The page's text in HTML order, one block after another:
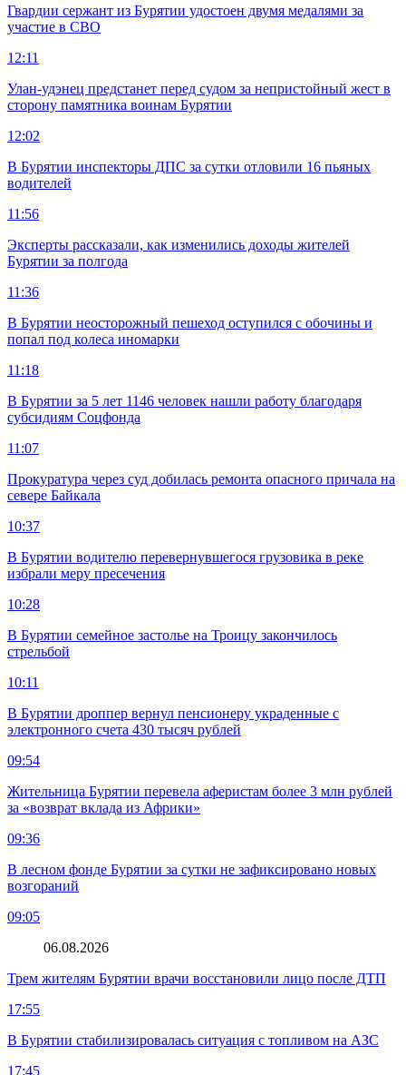
Гвардии сержант из Бурятии удостоен двумя медалями за
участие в СВО
12:11
Улан-удэнец предстанет перед судом за непристойный жест в
сторону памятника воинам Бурятии
12:02
В Бурятии инспекторы ДПС за сутки отловили 16 пьяных
водителей
11:56
Эксперты рассказали, как изменились доходы жителей
Бурятии за полгода
11:36
В Бурятии неосторожный пешеход оступился с обочины и
попал под колеса иномарки
11:18
В Бурятии за 5 лет 1146 человек нашли работу благодаря
субсидиям Соцфонда
11:07
Прокуратура через суд добилась ремонта опасного причала на
севере Байкала
10:37
В Бурятии водителю перевернувшегося грузовика в реке
избрали меру пресечения
10:28
В Бурятии семейное застолье на Троицу закончилось
стрельбой
10:11
В Бурятии дроппер вернул пенсионеру украденные с
электронного счета 430 тысяч рублей
09:54
Жительница Бурятии перевела аферистам более 3 млн рублей
за «возврат вклада из Африки»
09:36
В лесном фонде Бурятии за сутки не зафиксировано новых
возгораний
09:05
06.08.2026
Трем жителям Бурятии врачи восстановили лицо после ДТП
17:55
В Бурятии стабилизировалась ситуация с топливом на АЗС
17:45